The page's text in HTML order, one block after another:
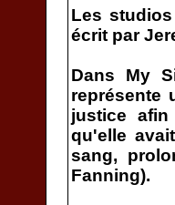
Les
écrit par
Dans My
représente
justice
qu'elle
sang,
Fanning).